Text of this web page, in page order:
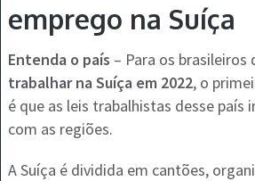
emprego na Suíça
Entenda o país – Para os brasileiros
trabalhar na Suíça em 2022, o
é que as leis trabalhistas desse país
com as regiões.
A Suíça é dividida em cantões,